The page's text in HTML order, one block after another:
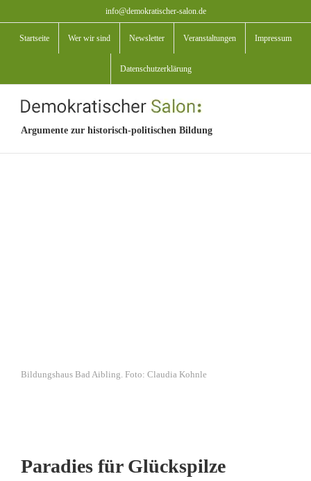
Inhalt
springen
info@demokratischer-salon.de
Startseite Wer wir sind Newsletter Veranstaltungen Impressum
Datenschutzerklärung
Argumente zur historisch-politischen Bildung
Bildungshaus Bad Aibling. Foto: Claudia Kohnle
Paradies für Glückspilze